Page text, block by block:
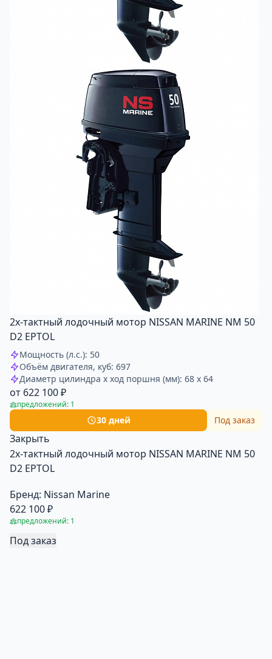
2х-тактный лодочный мотор NISSAN MARINE NM 50
D2 EPTOL
Мощность (л.с.): 50
Объём двигателя, куб: 697
Диаметр цилиндра x ход поршня (мм): 68 x 64
от 622 100 ₽
предложений: 1
30 дней Под заказ
Закрыть
2х-тактный лодочный мотор NISSAN MARINE NM 50
D2 EPTOL
Бренд: Nissan Marine
622 100 ₽
предложений: 1
Под заказ